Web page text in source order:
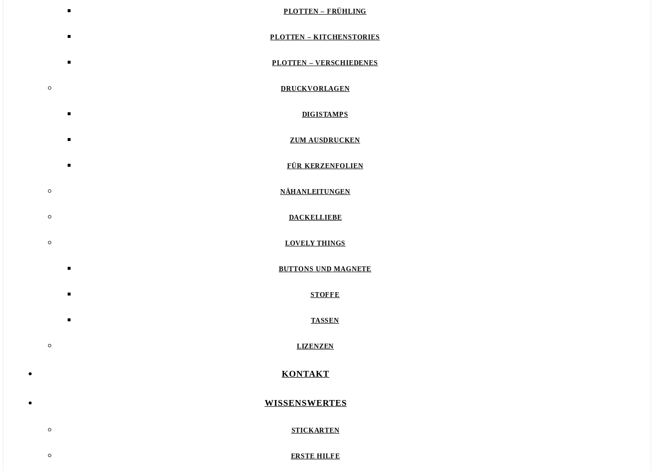
PLOTTEN – FRÜHLING
PLOTTEN – KITCHENSTORIES
PLOTTEN – VERSCHIEDENES
DRUCKVORLAGEN
DIGISTAMPS
ZUM AUSDRUCKEN
FÜR KERZENFOLIEN
NÄHANLEITUNGEN
DACKELLIEBE
LOVELY THINGS
BUTTONS UND MAGNETE
STOFFE
TASSEN
LIZENZEN
KONTAKT
WISSENSWERTES
STICKARTEN
ERSTE HILFE